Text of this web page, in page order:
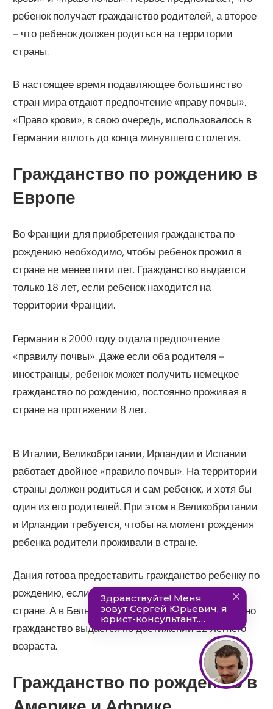
ребенок получает гражданство родителей, а второе
– что ребенок должен родиться на территории
страны.
В настоящее время подавляющее большинство
стран мира отдают предпочтение «праву почвы».
«Право крови», в свою очередь, использовалось в
Германии вплоть до конца минувшего столетия.
Гражданство по рождению в
Европе
Во Франции для приобретения гражданства по
рождению необходимо, чтобы ребенок прожил в
стране не менее пяти лет. Гражданство выдается
только 18 лет, если ребенок находится на
территории Франции.
Германия в 2000 году отдала предпочтение
«правилу почвы». Даже если оба родителя –
иностранцы, ребенок может получить немецкое
гражданство по рождению, постоянно проживая в
стране на протяжении 8 лет.
В Италии, Великобритании, Ирландии и Испании
работает двойное «правило почвы». На территории
страны должен родиться и сам ребенок, и хотя бы
один из его родителей. При этом в Великобритании
и Ирландии требуется, чтобы на момент рождения
ребенка родители проживали в стране.
Дания готова предоставить гражданство ребенку по
рождению, если он в течение 19 лет проживает в
стране. А в Бельгии этот порог снижен до 10 лет, но
гражданство выдается по достижении 12-летнего
возраста.
Гражданство по рождению в